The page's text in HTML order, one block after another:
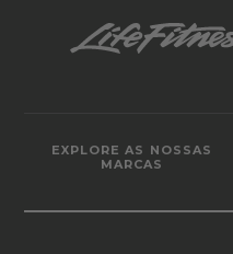
EXPLORE AS NOSSAS
MARCAS